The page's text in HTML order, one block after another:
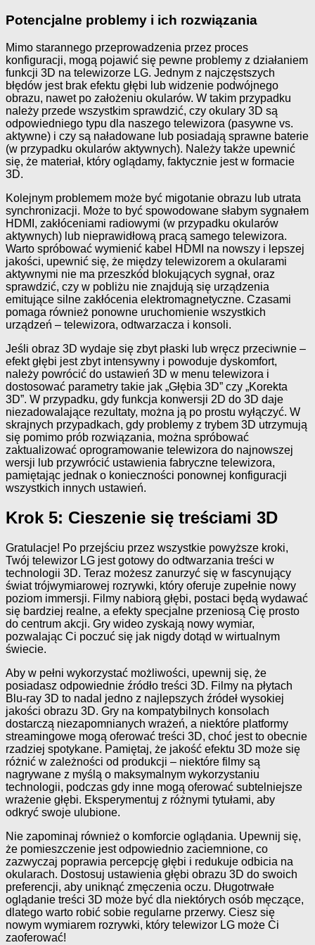
Potencjalne problemy i ich rozwiązania
Mimo starannego przeprowadzenia przez proces
konfiguracji, mogą pojawić się pewne problemy z działaniem
funkcji 3D na telewizorze LG. Jednym z najczęstszych
błędów jest brak efektu głębi lub widzenie podwójnego
obrazu, nawet po założeniu okularów. W takim przypadku
należy przede wszystkim sprawdzić, czy okulary 3D są
odpowiedniego typu dla naszego telewizora (pasywne vs.
aktywne) i czy są naładowane lub posiadają sprawne baterie
(w przypadku okularów aktywnych). Należy także upewnić
się, że materiał, który oglądamy, faktycznie jest w formacie
3D.
Kolejnym problemem może być migotanie obrazu lub utrata
synchronizacji. Może to być spowodowane słabym sygnałem
HDMI, zakłóceniami radiowymi (w przypadku okularów
aktywnych) lub nieprawidłową pracą samego telewizora.
Warto spróbować wymienić kabel HDMI na nowszy i lepszej
jakości, upewnić się, że między telewizorem a okularami
aktywnymi nie ma przeszkód blokujących sygnał, oraz
sprawdzić, czy w pobliżu nie znajdują się urządzenia
emitujące silne zakłócenia elektromagnetyczne. Czasami
pomaga również ponowne uruchomienie wszystkich
urządzeń – telewizora, odtwarzacza i konsoli.
Jeśli obraz 3D wydaje się zbyt płaski lub wręcz przeciwnie –
efekt głębi jest zbyt intensywny i powoduje dyskomfort,
należy powrócić do ustawień 3D w menu telewizora i
dostosować parametry takie jak „Głębia 3D” czy „Korekta
3D”. W przypadku, gdy funkcja konwersji 2D do 3D daje
niezadowalające rezultaty, można ją po prostu wyłączyć. W
skrajnych przypadkach, gdy problemy z trybem 3D utrzymują
się pomimo prób rozwiązania, można spróbować
zaktualizować oprogramowanie telewizora do najnowszej
wersji lub przywrócić ustawienia fabryczne telewizora,
pamiętając jednak o konieczności ponownej konfiguracji
wszystkich innych ustawień.
Krok 5: Cieszenie się treściami 3D
Gratulacje! Po przejściu przez wszystkie powyższe kroki,
Twój telewizor LG jest gotowy do odtwarzania treści w
technologii 3D. Teraz możesz zanurzyć się w fascynujący
świat trójwymiarowej rozrywki, który oferuje zupełnie nowy
poziom immersji. Filmy nabiorą głębi, postaci będą wydawać
się bardziej realne, a efekty specjalne przeniosą Cię prosto
do centrum akcji. Gry wideo zyskają nowy wymiar,
pozwalając Ci poczuć się jak nigdy dotąd w wirtualnym
świecie.
Aby w pełni wykorzystać możliwości, upewnij się, że
posiadasz odpowiednie źródło treści 3D. Filmy na płytach
Blu-ray 3D to nadal jedno z najlepszych źródeł wysokiej
jakości obrazu 3D. Gry na kompatybilnych konsolach
dostarczą niezapomnianych wrażeń, a niektóre platformy
streamingowe mogą oferować treści 3D, choć jest to obecnie
rzadziej spotykane. Pamiętaj, że jakość efektu 3D może się
różnić w zależności od produkcji – niektóre filmy są
nagrywane z myślą o maksymalnym wykorzystaniu
technologii, podczas gdy inne mogą oferować subtelniejsze
wrażenie głębi. Eksperymentuj z różnymi tytułami, aby
odkryć swoje ulubione.
Nie zapominaj również o komforcie oglądania. Upewnij się,
że pomieszczenie jest odpowiednio zaciemnione, co
zazwyczaj poprawia percepcję głębi i redukuje odbicia na
okularach. Dostosuj ustawienia głębi obrazu 3D do swoich
preferencji, aby uniknąć zmęczenia oczu. Długotrwałe
oglądanie treści 3D może być dla niektórych osób męczące,
dlatego warto robić sobie regularne przerwy. Ciesz się
nowym wymiarem rozrywki, który telewizor LG może Ci
zaoferować!